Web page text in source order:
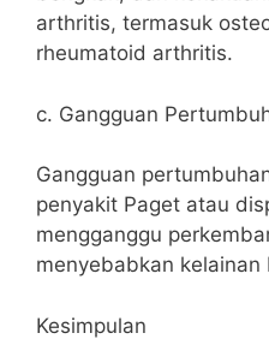
arthritis, termasuk
rheumatoid arthritis.
c. Gangguan
Gangguan
penyakit Paget atau
mengganggu
menyebabkan
Kesimpulan